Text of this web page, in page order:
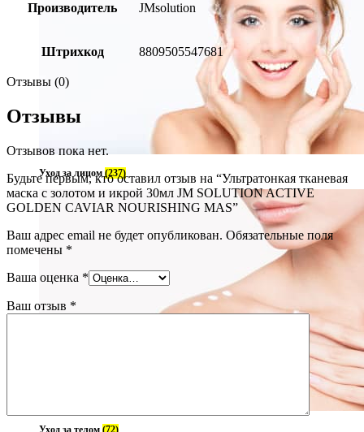
Уход за лицом (237)
Уход за телом(72)
Производитель JMsolution
Штрихкод 8809505547681
Отзывы (0)
Отзывы
Отзывов пока нет.
Будьте первым, кто оставил отзыв на “Ультратонкая тканевая
маска с золотом и икрой 30мл JM SOLUTION ACTIVE
GOLDEN CAVIAR NOURISHING MAS”
Ваш адрес email не будет опубликован. Обязательные поля
помечены *
Ваша оценка *
Ваш отзыв *